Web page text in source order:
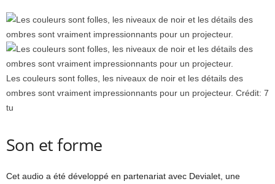
Les couleurs sont folles, les niveaux de noir et les détails des
ombres sont vraiment impressionnants pour un projecteur. Crédit: 7
tu
Son et forme
Cet audio a été développé en partenariat avec Devialet, une